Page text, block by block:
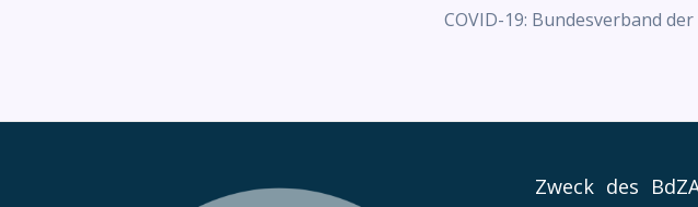
Zweck des